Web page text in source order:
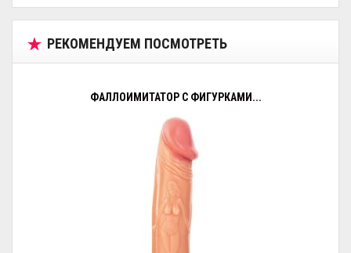
РЕКОМЕНДУЕМ ПОСМОТРЕТЬ
ФАЛЛОИМИТАТОР С ФИГУРКАМИ...